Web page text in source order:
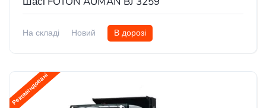
На складі Новий В дорозі
Рекомендовані